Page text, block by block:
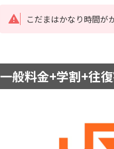
こだまはかなり時間が
一般料金+学割+往